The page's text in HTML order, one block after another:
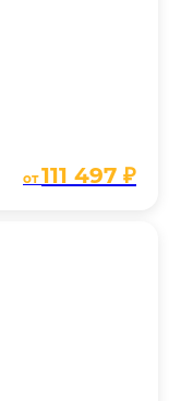
от111 497 ₽